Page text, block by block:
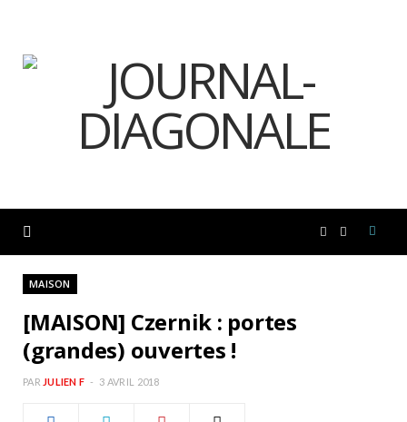
MAISON
[MAISON] Czernik : portes
(grandes) ouvertes !
PAR JULIEN F 3 AVRIL 2018